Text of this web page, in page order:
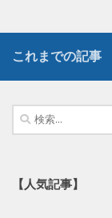
これまでの記事
検
索:
【人気記事】